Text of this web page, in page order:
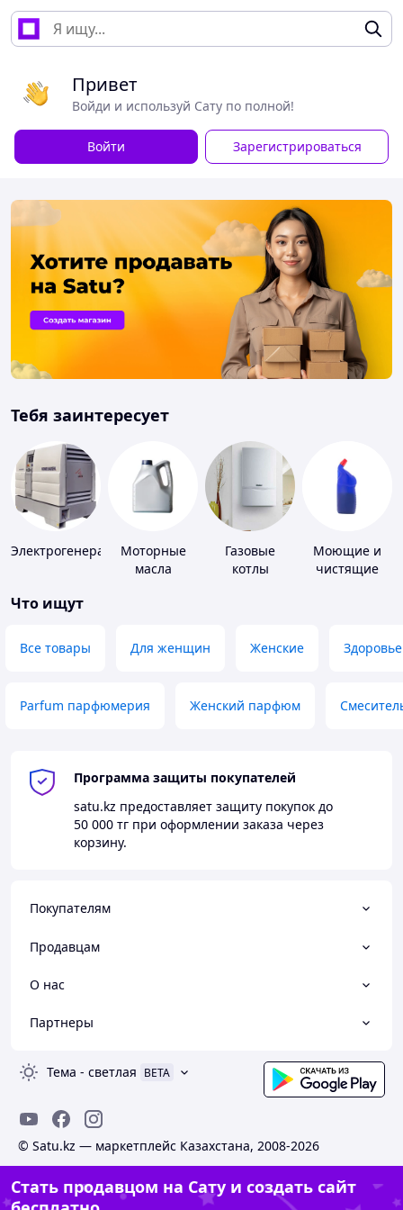
Привет
Войди и используй Сату по полной!
Войти Зарегистрироваться
Тебя заинтересует
ЭлектрогенераторыМоторные
масла
Газовые
котлы
Моющие и
чистящие
Что ищут
Все товары Для женщин Женские Здоровье
Parfum парфюмерия Женский парфюм
Программа защиты покупателей
satu.kz предоставляет защиту покупок до
50 000 тг при оформлении заказа через
корзину.
Покупателям
Продавцам
О нас
Партнеры
Тема - светлая BETA
© Satu.kz — маркетплейс Казахстана, 2008-2026
Стать продавцом на Сату и создать сайт